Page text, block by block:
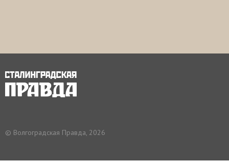
© Волгоградская Правда, 2026